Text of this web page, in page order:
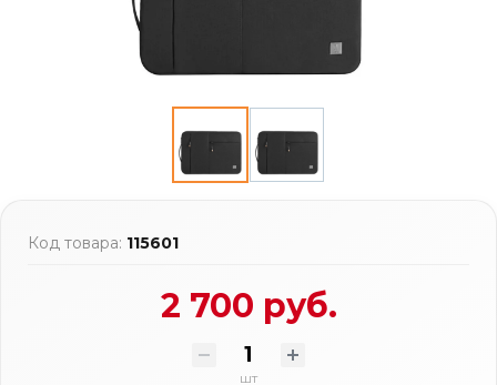
Код товара: 115601
2 700 руб.
шт